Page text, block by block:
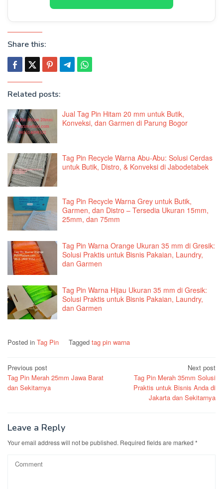
Share this:
Related posts:
Jual Tag Pin Hitam 20 mm untuk Butik,
Konveksi, dan Garmen di Parung Bogor
Tag Pin Recycle Warna Abu-Abu: Solusi Cerdas
untuk Butik, Distro, & Konveksi di Jabodetabek
Tag Pin Recycle Warna Grey untuk Butik,
Garmen, dan Distro – Tersedia Ukuran 15mm,
25mm, dan 75mm
Tag Pin Warna Orange Ukuran 35 mm di Gresik:
Solusi Praktis untuk Bisnis Pakaian, Laundry,
dan Garmen
Tag Pin Warna Hijau Ukuran 35 mm di Gresik:
Solusi Praktis untuk Bisnis Pakaian, Laundry,
dan Garmen
Posted in Tag Pin Tagged tag pin warna
Post
navigation
Previous post
Tag Pin Merah 25mm Jawa Barat
dan Sekitarnya
Next post
Tag Pin Merah 35mm Solusi
Praktis untuk Bisnis Anda di
Jakarta dan Sekitarnya
Leave a Reply
Your email address will not be published. Required fields are marked *